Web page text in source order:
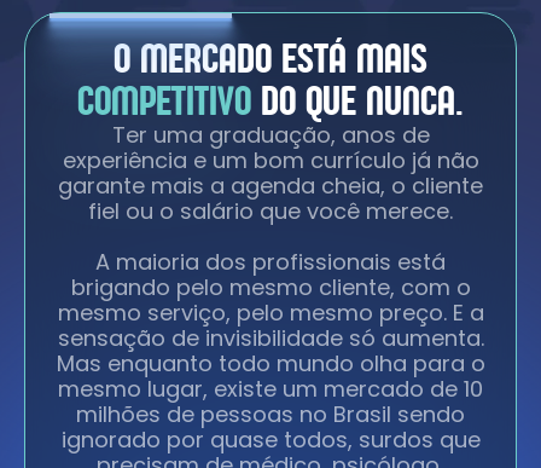
O MERCADO ESTÁ MAIS
COMPETITIVO DO QUE NUNCA.
Ter uma graduação, anos de
experiência e um bom currículo já não
garante mais a agenda cheia, o cliente
fiel ou o salário que você merece.
A maioria dos profissionais está
brigando pelo mesmo cliente, com o
mesmo serviço, pelo mesmo preço. E a
sensação de invisibilidade só aumenta.
Mas enquanto todo mundo olha para o
mesmo lugar, existe um mercado de 10
milhões de pessoas no Brasil sendo
ignorado por quase todos, surdos que